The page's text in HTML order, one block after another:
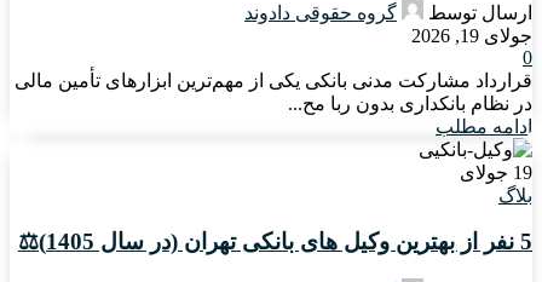
ارسال توسط
گروه حقوقی دادوند
جولای 19, 2026
0
قرارداد مشارکت مدنی بانکی یکی از مهم‌ترین ابزارهای تأمین مالی
در نظام بانکداری بدون ربا مح...
ادامه مطلب
19 جولای
بلاگ
5 نفر از بهترین وکیل های بانکی تهران (در سال 1405)⚖️